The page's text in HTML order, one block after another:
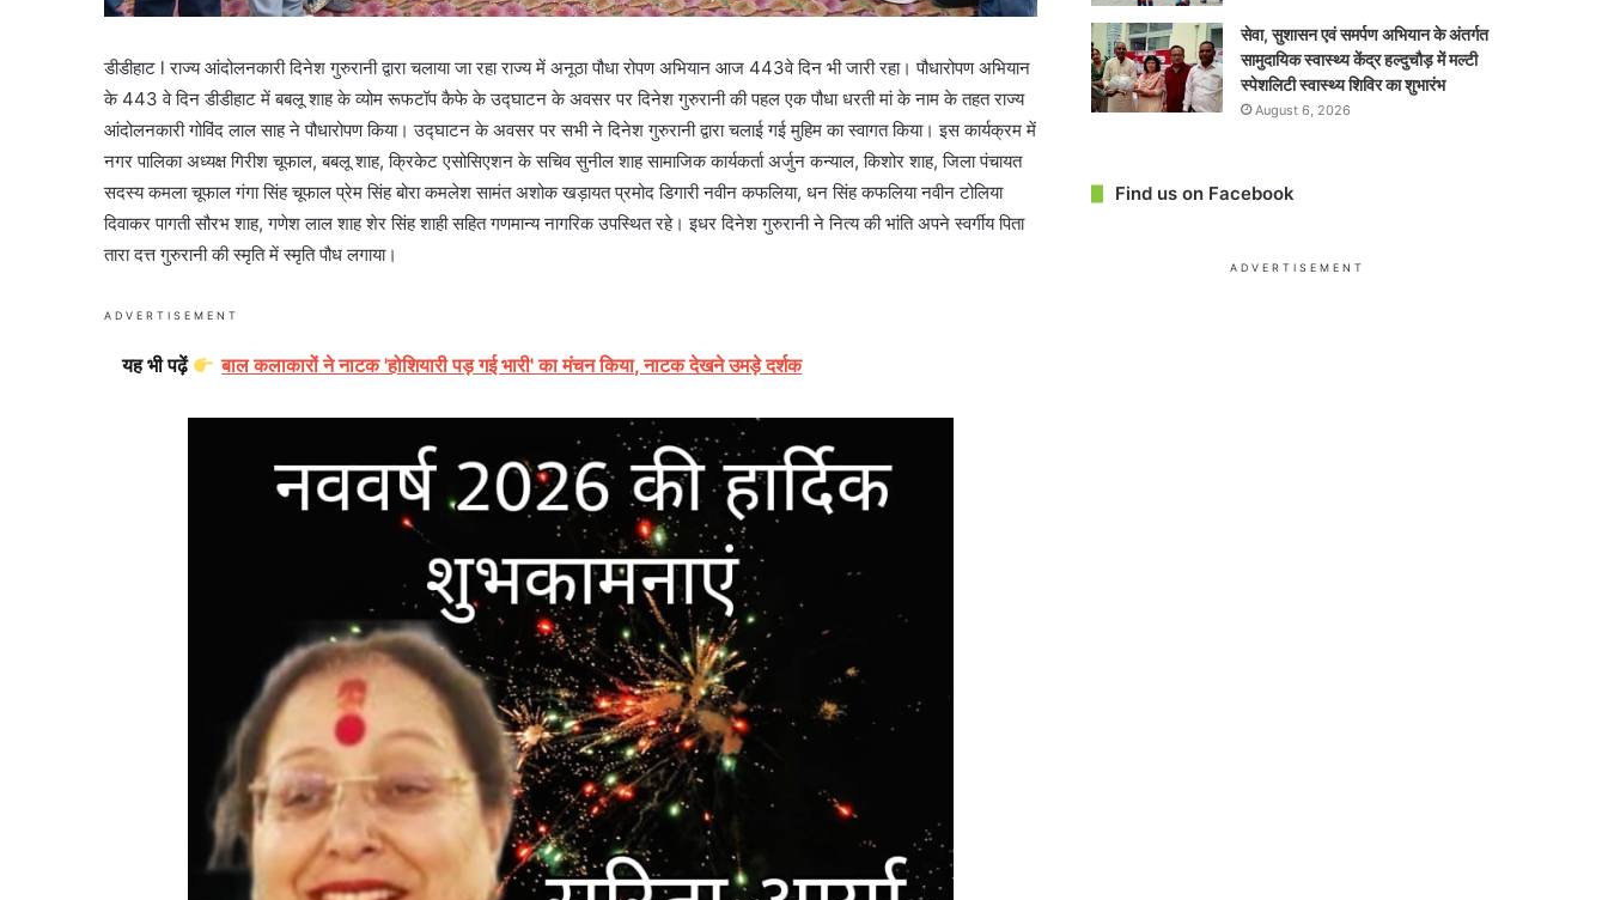
डीडीहाट l राज्य आंदोलनकारी दिनेश गुरुरानी द्वारा चलाया जा रहा राज्य में अनूठा पौधा रोपण अभियान आज 443वे दिन भी जारी रहा। पौधारोपण अभियान
के 443 वे दिन डीडीहाट में बबलू शाह के व्योम रूफटॉप कैफे के उद्घाटन के अवसर पर दिनेश गुरुरानी की पहल एक पौधा धरती मां के नाम के तहत राज्य
आंदोलनकारी गोविंद लाल साह ने पौधारोपण किया। उद्घाटन के अवसर पर सभी ने दिनेश गुरुरानी द्वारा चलाई गई मुहिम का स्वागत किया। इस कार्यक्रम में
नगर पालिका अध्यक्ष गिरीश चूफाल, बबलू शाह, क्रिकेट एसोसिएशन के सचिव सुनील शाह सामाजिक कार्यकर्ता अर्जुन कन्याल, किशोर शाह, जिला पंचायत
सदस्य कमला चूफाल गंगा सिंह चूफाल प्रेम सिंह बोरा कमलेश सामंत अशोक खड़ायत प्रमोद डिगारी नवीन कफलिया, धन सिंह कफलिया नवीन टोलिया
दिवाकर पागती सौरभ शाह, गणेश लाल शाह शेर सिंह शाही सहित गणमान्य नागरिक उपस्थित रहे। इधर दिनेश गुरुरानी ने नित्य की भांति अपने स्वर्गीय पिता
तारा दत्त गुरुरानी की स्मृति में स्मृति पौध लगाया।
ADVERTISEMENT
यह भी पढ़ें बाल कलाकारों ने नाटक 'होशियारी पड़ गई भारी' का मंचन किया, नाटक देखने उमड़े दर्शक
सेवा, सुशासन एवं समर्पण अभियान के अंतर्गत
सामुदायिक स्वास्थ्य केंद्र हल्दुचौड़ में मल्टी
स्पेशलिटी स्वास्थ्य शिविर का शुभारंभ
August 6, 2026
Find us on Facebook
ADVERTISEMENT